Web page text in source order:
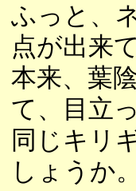
ふっと、
点が出来
本来、葉
て、目立
同じキリ
しょうか。